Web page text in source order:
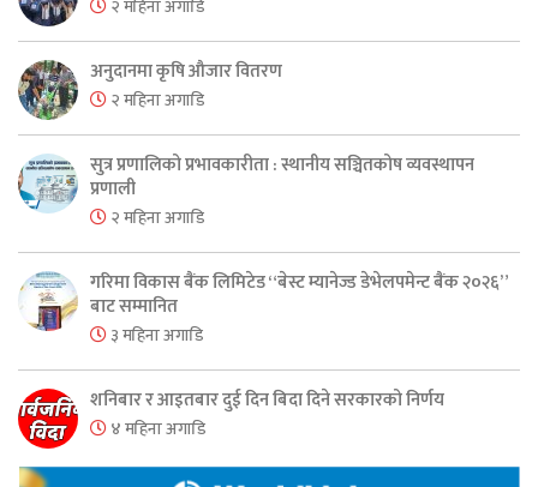
२ महिना अगाडि
अनुदानमा कृषि औजार वितरण
२ महिना अगाडि
सुत्र प्रणालिको प्रभावकारीता : स्थानीय सञ्चितकोष व्यवस्थापन
प्रणाली
२ महिना अगाडि
गरिमा विकास बैंक लिमिटेड “बेस्ट म्यानेज्ड डेभेलपमेन्ट बैंक २०२६”
बाट सम्मानित
३ महिना अगाडि
शनिबार र आइतबार दुई दिन बिदा दिने सरकारको निर्णय
४ महिना अगाडि